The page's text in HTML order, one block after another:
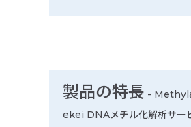
製品の特長 -
ekei DNAメチル化解析サー